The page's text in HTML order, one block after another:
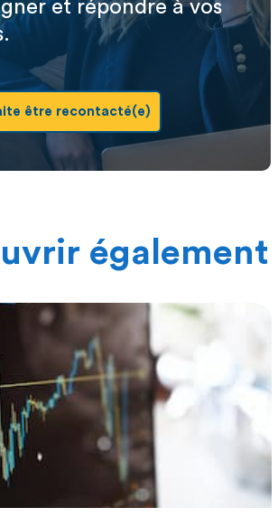
et répondre à vos
être recontacté(e)
également